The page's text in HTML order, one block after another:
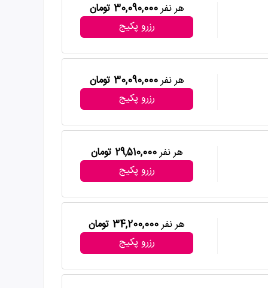
هر نفر30,090,000 تومان
رزرو پکیج
هر نفر30,090,000 تومان
رزرو پکیج
هر نفر29,510,000 تومان
رزرو پکیج
هر نفر34,200,000 تومان
رزرو پکیج